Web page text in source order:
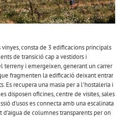
consta de 3 edificacions principals
de transició cap a vestidors i
terreny i emergeixen, generant un carrer
fragmenten la edificació deixant entrar
Es recupera una masia per a l'hostaleria i
disposen oficines, centre de visites, sales
d'usos es connecta amb una escalinata
de columnes transparents per on